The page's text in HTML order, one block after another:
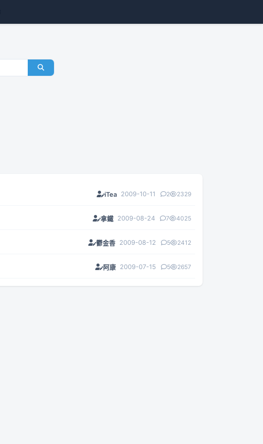
iTea 2009-10-11 2 2329
拿鐵 2009-08-24 7 4025
鬱金香 2009-08-12 5 2412
阿康 2009-07-15 5 2657